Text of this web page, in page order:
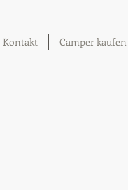
Kontakt Camper kaufen